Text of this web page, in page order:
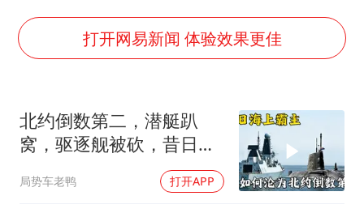
费大厨不自称“大王”了
医疗垃圾做手机壳 这也是谋财害命
女孩每天“拼豆”拼坏眼睛
下党之路
打开网易新闻 体验效果更佳
北约倒数第二，潜艇趴
窝，驱逐舰被砍，昔日的
局势车老鸭 打开APP